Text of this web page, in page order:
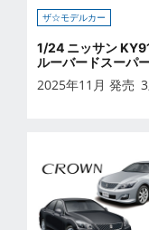
ザ☆モデルカー
1/24 ニッサン
ルーバードスーパ
エット '83
2025年11月 発売